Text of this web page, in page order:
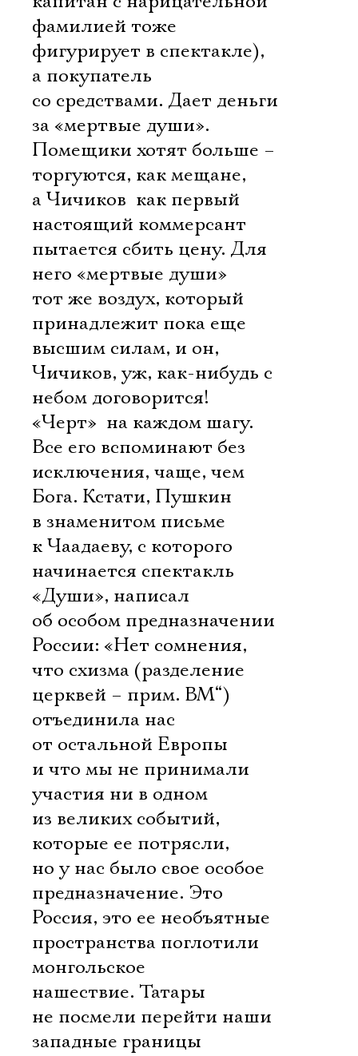
фамилией тоже
фигурирует в спектакле),
а покупатель
со средствами. Дает деньги
за «мертвые души».
Помещики хотят больше –
торгуются, как мещане,
а Чичиков  как первый
настоящий коммерсант 
пытается сбить цену. Для
него «мертвые души» 
тот же воздух, который
принадлежит пока еще
высшим силам, и он,
Чичиков, уж, как-нибудь с
небом договорится!
«Черт»  на каждом шагу.
Все его вспоминают без
исключения, чаще, чем
Бога. Кстати, Пушкин
в знаменитом письме
к Чаадаеву, с которого
начинается спектакль
«Души», написал
об особом предназначении
России: «Нет сомнения,
что схизма (разделение
церквей – прим. ВМ“)
отъединила нас
от остальной Европы
и что мы не принимали
участия ни в одном
из великих событий,
которые ее потрясли,
но у нас было свое особое
предназначение. Это
Россия, это ее необъятные
пространства поглотили
монгольское
нашествие. Татары
не посмели перейти наши
западные границы